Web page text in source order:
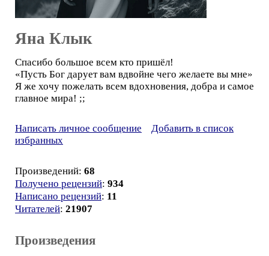
Яна Клык
Спасибо большое всем кто пришёл!
«Пусть Бог дарует вам вдвойне чего желаете вы мне»
Я же хочу пожелать всем вдохновения, добра и самое
главное мира! ;;
Написать личное сообщение
Добавить в список
избранных
Произведений: 68
Получено рецензий: 934
Написано рецензий: 11
Читателей: 21907
Произведения